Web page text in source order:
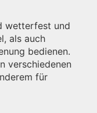
wetterfest und
als auch
bedienen.
verschiedenen
für